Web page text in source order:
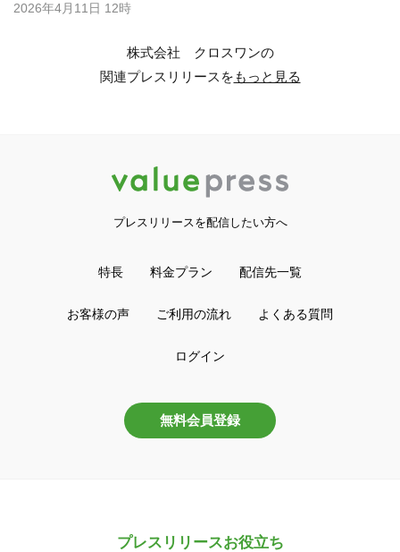
2026年4月11日 12時
株式会社 クロスワンの
関連プレスリリースをもっと見る
プレスリリースを配信したい方へ
特長 料金プラン 配信先一覧
お客様の声 ご利用の流れ よくある質問
ログイン
無料会員登録
プレスリリースお役立ち